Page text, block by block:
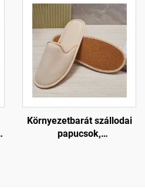
vendégeknek, spa,
légitársasági használatra
Környezetbarát szállodai
papucsok,